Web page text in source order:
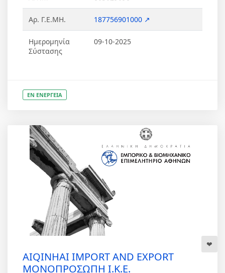
Αρ. Γ.Ε.ΜΗ. 187756901000 ↗
Ημερομηνία
Σύστασης
09-10-2025
ΕΝ ΕΝΕΡΓΕΙΑ
AIQINHAI IMPORT AND EXPORT
ΜΟΝΟΠΡΟΣΩΠΗ Ι.Κ.Ε.